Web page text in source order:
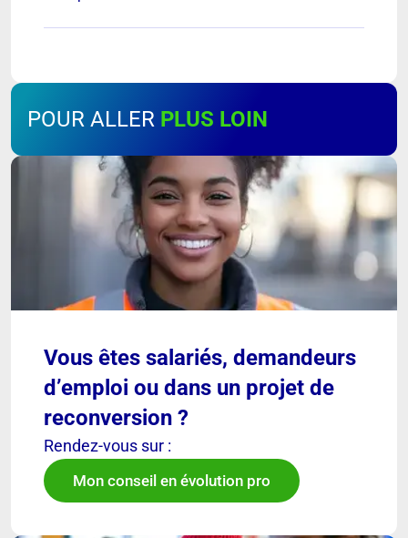
POUR ALLER PLUS LOIN
Vous êtes salariés, demandeurs
d’emploi ou dans un projet de
reconversion ?
Rendez-vous sur :
Mon conseil en évolution pro